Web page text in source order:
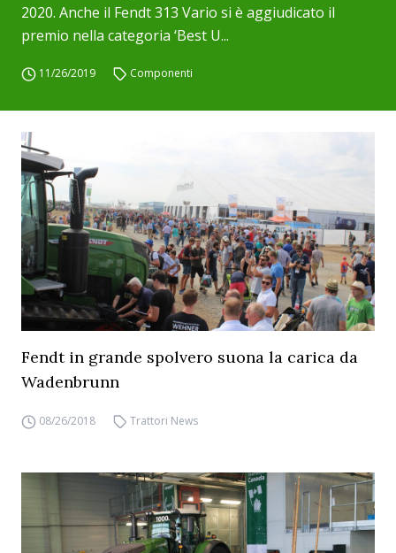
2020. Anche il Fendt 313 Vario si è aggiudicato il
premio nella categoria ‘Best U...
11/26/2019 Componenti
Fendt in grande spolvero suona la carica da
Wadenbrunn
08/26/2018 Trattori News